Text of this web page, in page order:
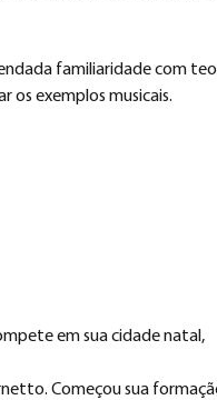
familiaridade com
os exemplos musicais.
em sua cidade natal,
Começou sua